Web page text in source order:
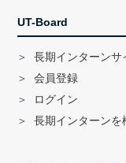
UT-Board
長期インターンサ
会員登録
ログイン
長期インターンを